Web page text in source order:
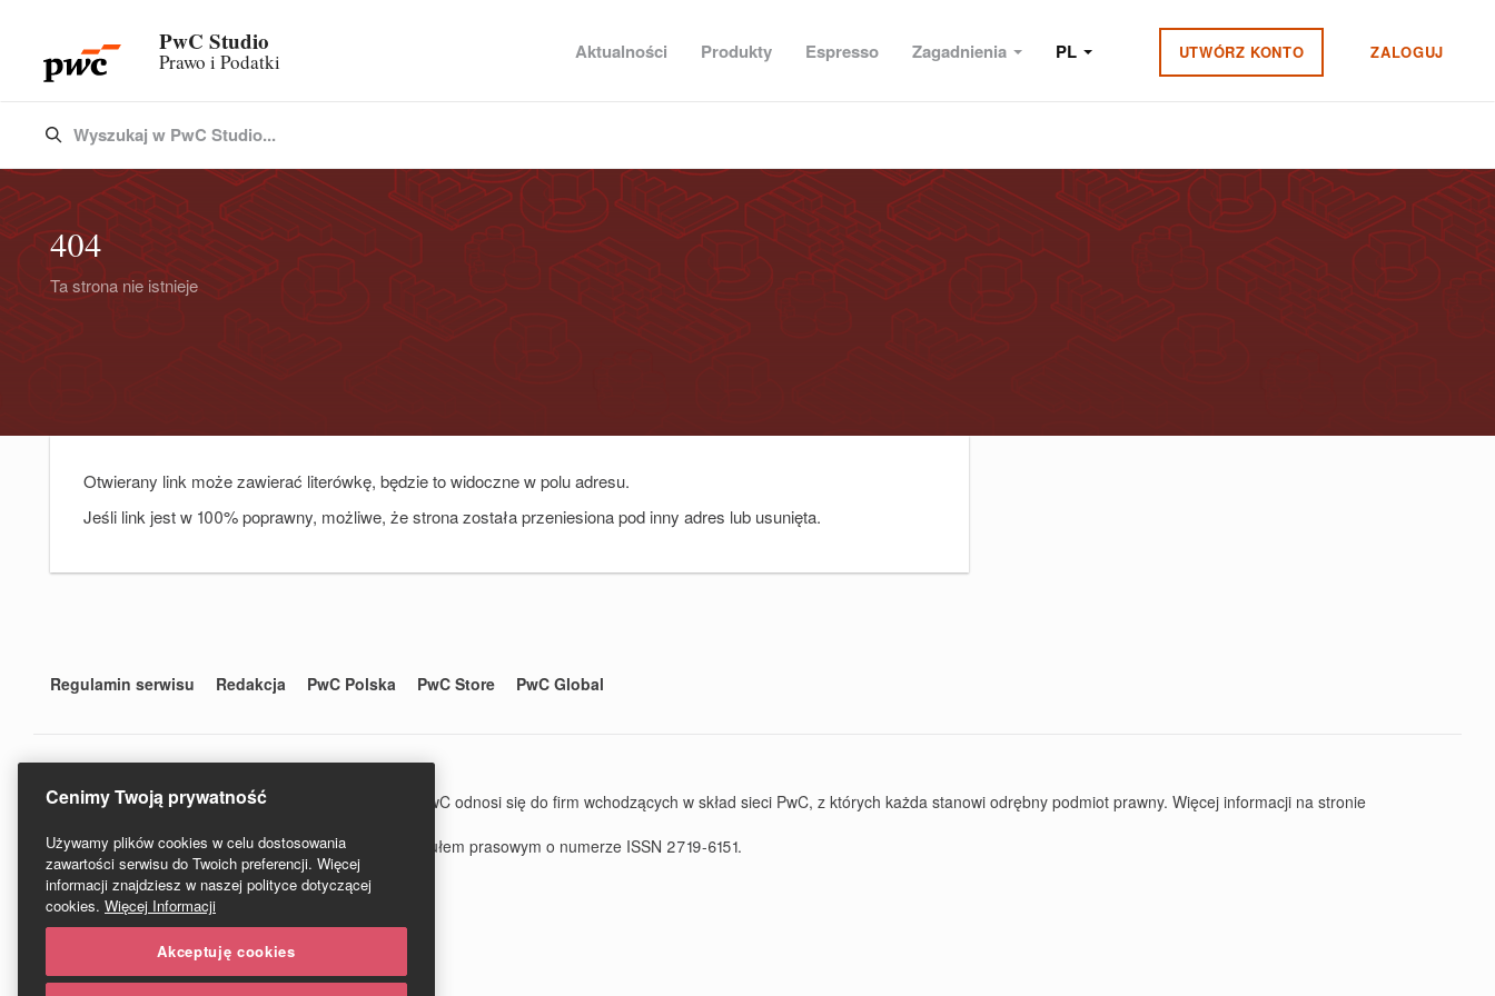
PwC Studio
Prawo i Podatki Aktualności Produkty Espresso Zagadnienia PL UTWÓRZ KONTO ZALOGUJ
Type 3 or more characters for results.
Wyszukaj w PwC Studio...
404
Ta strona nie istnieje
Otwierany link może zawierać literówkę, będzie to widoczne w polu adresu.
Jeśli link jest w 100% poprawny, możliwe, że strona została przeniesiona pod inny adres lub usunięta.
Regulamin serwisu Redakcja PwC Polska PwC Store PwC Global
© 2020 PwC. Wszystkie prawa zastrzeżone. Nazwa PwC odnosi się do firm wchodzących w skład sieci PwC, z których każda stanowi odrębny podmiot prawny. Więcej informacji na stronie
PwC Studio - Prawo i Podatki jest zarejestrowanym tytułem prasowym o numerze ISSN 2719-6151.
Cenimy Twoją prywatność
Używamy plików cookies w celu dostosowania
zawartości serwisu do Twoich preferencji. Więcej
informacji znajdziesz w naszej polityce dotyczącej
cookies. Więcej Informacji
Akceptuję cookies